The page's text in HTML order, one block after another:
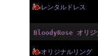
レンタルドレス
BloodyRose オリジ
オリジナルリング